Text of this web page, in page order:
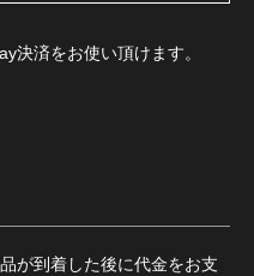
決済をお使い頂けます。
が到着した後に代金をお支